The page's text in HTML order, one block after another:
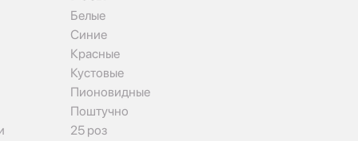
Белые
Синие
Красные
Кустовые
Пионовидные
Поштучно
25 роз